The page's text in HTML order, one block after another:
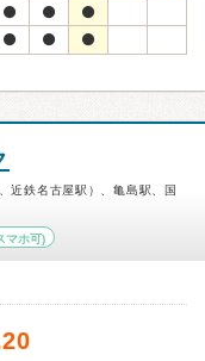
近鉄名古屋駅）、亀島駅、国
マホ可)